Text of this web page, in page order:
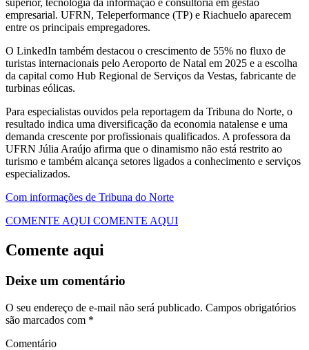
superior, tecnologia da informação e consultoria em gestão
empresarial. UFRN, Teleperformance (TP) e Riachuelo aparecem
entre os principais empregadores.
O LinkedIn também destacou o crescimento de 55% no fluxo de
turistas internacionais pelo Aeroporto de Natal em 2025 e a escolha
da capital como Hub Regional de Serviços da Vestas, fabricante de
turbinas eólicas.
Para especialistas ouvidos pela reportagem da Tribuna do Norte, o
resultado indica uma diversificação da economia natalense e uma
demanda crescente por profissionais qualificados. A professora da
UFRN Júlia Araújo afirma que o dinamismo não está restrito ao
turismo e também alcança setores ligados a conhecimento e serviços
especializados.
Com informações de Tribuna do Norte
COMENTE AQUI COMENTE AQUI
Comente aqui
Deixe um comentário
O seu endereço de e-mail não será publicado. Campos obrigatórios
são marcados com *
Comentário